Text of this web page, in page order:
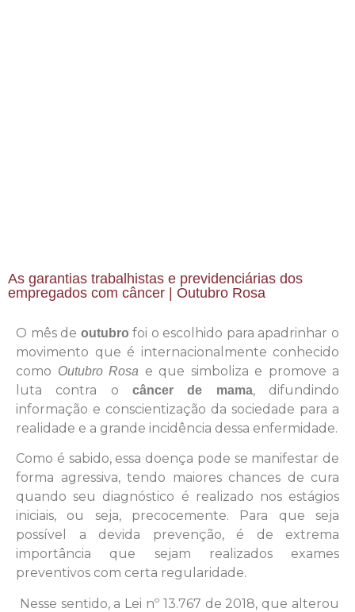
As garantias trabalhistas e previdenciárias dos
empregados com câncer | Outubro Rosa
O mês de outubrofoi o escolhido para apadrinhar o
movimento que é internacionalmente conhecido
como Outubro Rosa e que simboliza e promove a
luta contra o câncer de mama, difundindo
informação e conscientização da sociedade para a
realidade e a grande incidência dessa enfermidade.
Como é sabido, essa doença pode se manifestar de
forma agressiva, tendo maiores chances de cura
quando seu diagnóstico é realizado nos estágios
iniciais, ou seja, precocemente. Para que seja
possível a devida prevenção, é de extrema
importância que sejam realizados exames
preventivos com certa regularidade.
Nesse sentido, a Lei nº 13.767 de 2018, que alterou